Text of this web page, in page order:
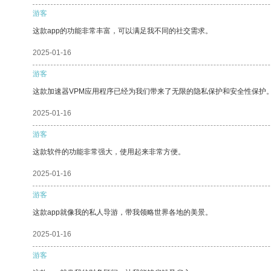
游客
这款app的功能非常丰富，可以满足我不同的社交需求。
2025-01-16
游客
这款加速器VPM应用程序已经为我们带来了无限的隐私保护和安全性保护
2025-01-16
游客
这款软件的功能非常强大，使用起来非常方便。
2025-01-16
游客
这款app就像我的私人导游，带我领略世界各地的美景。
2025-01-16
游客